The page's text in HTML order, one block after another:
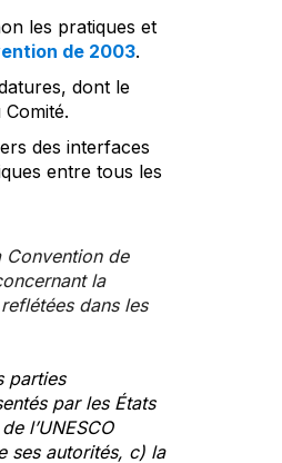
les pratiques et
de 2003.
dont le
des interfaces
entre tous les
Convention de
la
dans les
parties
par les États
l’UNESCO
ses autorités, c) la